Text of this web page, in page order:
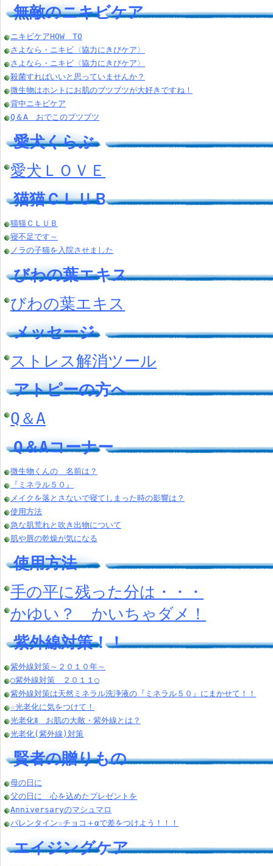
無敵のニキビケア
ニキビケアHOW TO
さよなら・ニキビ〈協力にきびケア〉
さよなら・ニキビ〈協力にきびケア〉
殺菌すればいいと思っていませんか？
微生物はホントにお肌のブツブツが大好きですね！
背中ニキビケア
Q＆A おでこのブツブツ
愛犬くらぶ
愛犬ＬＯＶＥ
猫猫ＣＬＵＢ
猫猫ＣＬＵＢ
寝不足です～
ノラの子猫を入院させました
びわの葉エキス
びわの葉エキス
メッセージ
ストレス解消ツール
アトピーの方へ
Q＆A
Q＆Aコーナー
微生物くんの 名前は？
『ミネラル５０』
メイクを落とさないで寝てしまった時の影響は？
使用方法
急な肌荒れと吹き出物について
肌や唇の乾燥が気になる
使用方法
手の平に残った分は・・・
かゆい？ かいちゃダメ！
紫外線対策！！
紫外線対策～２０１０年～
○紫外線対策 ２０１１○
紫外線対策は天然ミネラル洗浄液の『ミネラル５０』にまかせて！！
☆光老化に気をつけて！
光老化Ⅱ お肌の大敵・紫外線とは？
光老化(紫外線)対策
賢者の贈りもの
母の日に
父の日に 心を込めたプレゼントを
Anniversaryのマシュマロ
バレンタイン☆チョコ＋αで差をつけよう！！！
エイジングケア